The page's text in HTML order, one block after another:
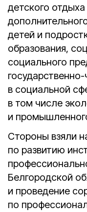
детского
детей и
образования,
социального
в социальной
в том числе
и
Стороны взяли
по развитию
Белгородской
и проведение
по